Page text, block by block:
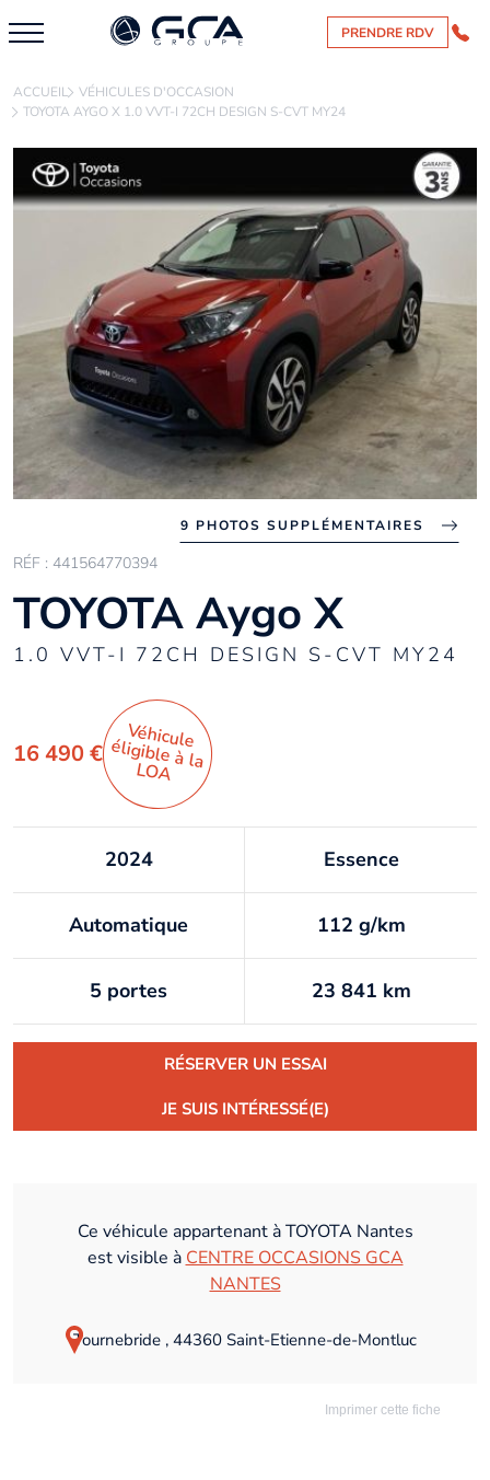
PRENDRE RDV
ACCUEIL VÉHICULES D'OCCASION
TOYOTA AYGO X 1.0 VVT-I 72CH DESIGN S-CVT MY24
9 PHOTOS SUPPLÉMENTAIRES
RÉF : 441564770394
TOYOTA Aygo X
1.0 VVT-I 72CH DESIGN S-CVT MY24
16 490 €
Véhicule
éligible à la
LO
A
2024 Essence
Automatique 112 g/km
5 portes 23 841 km
RÉSERVER UN ESSAI
JE SUIS INTÉRESSÉ(E)
Ce véhicule appartenant à TOYOTA Nantes
est visible à CENTRE OCCASIONS GCA
NANTES
Tournebride , 44360 Saint-Etienne-de-Montluc
Imprimer cette fiche